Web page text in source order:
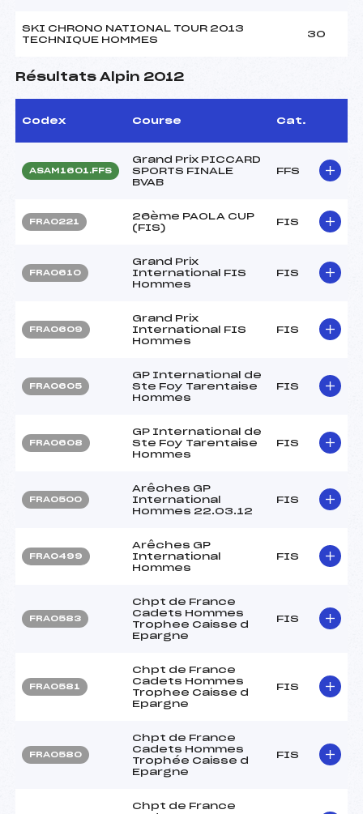
SKI CHRONO NATIONAL TOUR 2013
TECHNIQUE HOMMES
30
Résultats Alpin 2012
Codex Course Cat.
ASAM1601.FFS
Grand Prix PICCARD
SPORTS FINALE
BVAB
FFS
FRA0221
26ème PAOLA CUP
(FIS)
FIS
FRA0610
Grand Prix
International FIS
Hommes
FIS
FRA0609
Grand Prix
International FIS
Hommes
FIS
FRA0605
GP International de
Ste Foy Tarentaise
Hommes
FIS
FRA0608
GP International de
Ste Foy Tarentaise
Hommes
FIS
FRA0500
Arêches GP
International
Hommes 22.03.12
FIS
FRA0499
Arêches GP
International
Hommes
FIS
FRA0583
Chpt de France
Cadets Hommes
Trophee Caisse d
Epargne
FIS
FRA0581
Chpt de France
Cadets Hommes
Trophee Caisse d
Epargne
FIS
FRA0580
Chpt de France
Cadets Hommes
Trophée Caisse d
Epargne
FIS
Chpt de France